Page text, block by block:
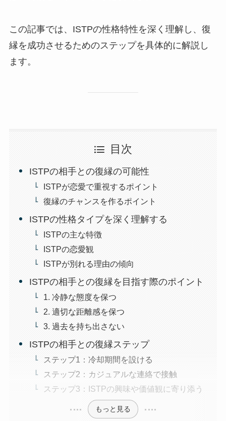
この記事では、ISTPの性格特性を深く理解し、復
縁を成功させるためのステップを具体的に解説し
ます。
目次
ISTPの相手との復縁の可能性
ISTPが恋愛で重視するポイント
復縁のチャンスを作るポイント
ISTPの性格タイプを深く理解する
ISTPの主な特徴
ISTPの恋愛観
ISTPが別れる理由の傾向
ISTPの相手との復縁を目指す際のポイント
1. 冷静な態度を保つ
2. 適切な距離感を保つ
3. 過去を持ち出さない
ISTPの相手との復縁ステップ
ステップ1：冷却期間を設ける
ステップ2：カジュアルな連絡で接触
ステップ3：ISTPの興味や価値観に寄り添う
もっと見る